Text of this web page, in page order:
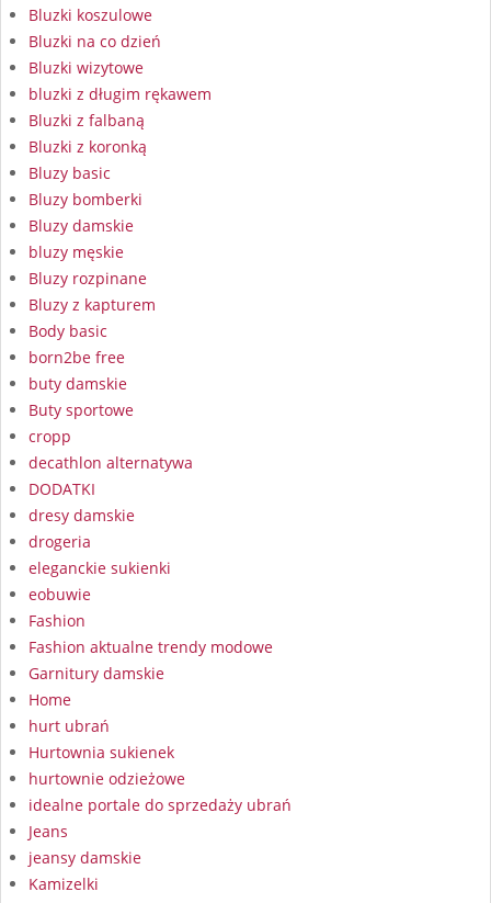
Bluzki koszulowe
Bluzki na co dzień
Bluzki wizytowe
bluzki z długim rękawem
Bluzki z falbaną
Bluzki z koronką
Bluzy basic
Bluzy bomberki
Bluzy damskie
bluzy męskie
Bluzy rozpinane
Bluzy z kapturem
Body basic
born2be free
buty damskie
Buty sportowe
cropp
decathlon alternatywa
DODATKI
dresy damskie
drogeria
eleganckie sukienki
eobuwie
Fashion
Fashion aktualne trendy modowe
Garnitury damskie
Home
hurt ubrań
Hurtownia sukienek
hurtownie odzieżowe
idealne portale do sprzedaży ubrań
Jeans
jeansy damskie
Kamizelki